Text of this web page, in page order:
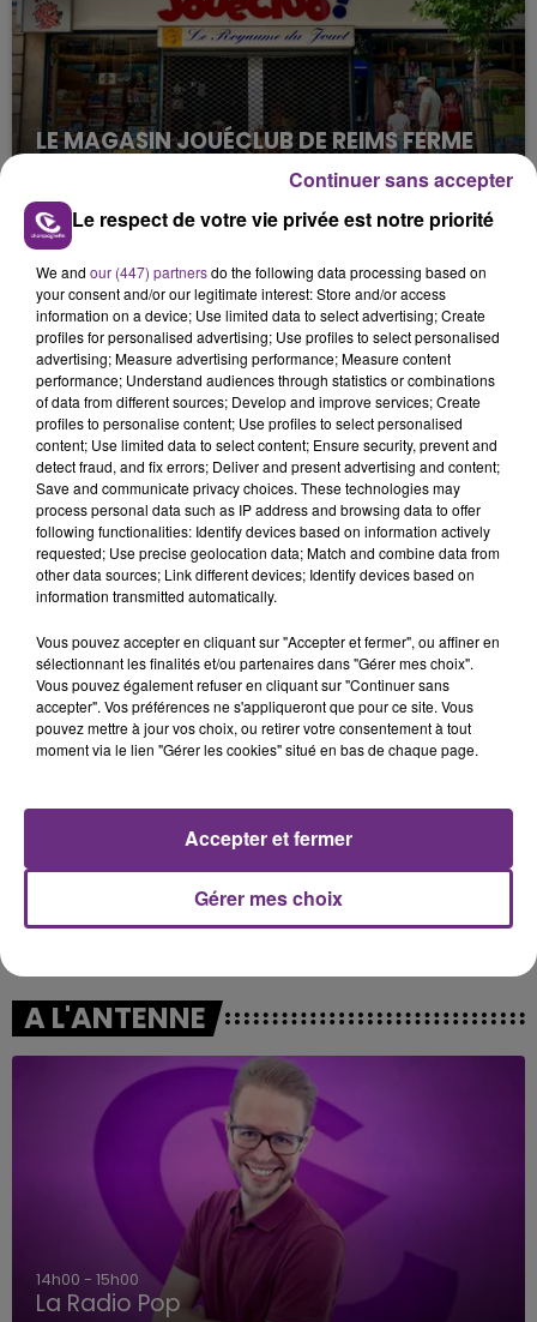
LE MAGASIN JOUÉCLUB DE REIMS FERME
C'était l'une des institutions du centre-ville
rémois. Le magasin JouéClub est contraint de
fermer ses portes.
TITRES DIFFUSÉS
21h53
21h53
CAMERON WHITCOMB
21h50
21h50
21h47
21h47 21h43
21h43
A L'ANTENNE
14h00 - 15h00
La Radio Pop
Le respect de votre vie privée est notre priorité
We and our (447) partnersdo the following data processing based on
your consent and/or our legitimate interest: Store and/or access
information on a device; Use limited data to select advertising; Create
profiles for personalised advertising; Use profiles to select personalised
advertising; Measure advertising performance; Measure content
performance; Understand audiences through statistics or combinations
of data from different sources; Develop and improve services; Create
profiles to personalise content; Use profiles to select personalised
content; Use limited data to select content; Ensure security, prevent and
detect fraud, and fix errors; Deliver and present advertising and content;
Save and communicate privacy choices. These technologies may
process personal data such as IP address and browsing data to offer
following functionalities: Identify devices based on information actively
requested; Use precise geolocation data; Match and combine data from
other data sources; Link different devices; Identify devices based on
information transmitted automatically.
Vous pouvez accepter en cliquant sur "Accepter et fermer", ou affiner en
sélectionnant les finalités et/ou partenaires dans "Gérer mes choix".
Vous pouvez également refuser en cliquant sur "Continuer sans
accepter". Vos préférences ne s'appliqueront que pour ce site. Vous
pouvez mettre à jour vos choix, ou retirer votre consentement à tout
moment via le lien "Gérer les cookies" situé en bas de chaque page.
Gérer mes choix
Accepter et fermer
Continuer sans accepter